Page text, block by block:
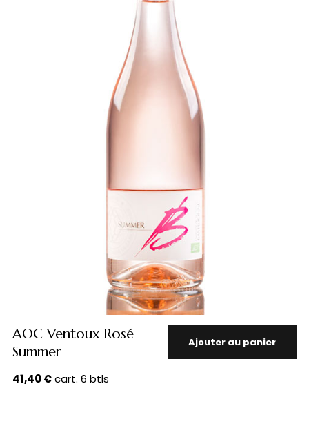
AOC Ventoux Rosé
Summer
41,40€cart. 6 btls
Ajouter au panier